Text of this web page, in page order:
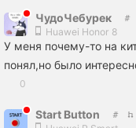
ЧудоЧебурек
Huawei Honor 8
У меня почему-то на
понял,но было
0
Start Button